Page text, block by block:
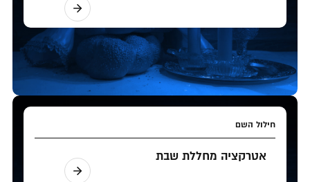
חילול השם
אטרקציה מחללת שבת